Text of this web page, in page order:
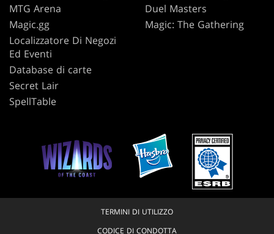
MTG Arena
Magic.gg
Localizzatore Di Negozi
Ed Eventi
Database di carte
Secret Lair
SpellTable
Duel Masters
Magic: The Gathering
TERMINI DI UTILIZZO
CODICE DI CONDOTTA